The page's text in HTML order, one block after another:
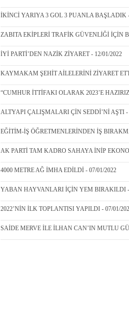
İKİNCİ YARIYA 3 GOL 3 PUANLA BAŞLADIK -
ZABITA EKİPLERİ TRAFİK GÜVENLİĞİ İÇİN
İYİ PARTİ’DEN NAZİK ZİYARET - 12/01/2022
KAYMAKAM ŞEHİT AİLELERİNİ ZİYARET
“CUMHUR İTTİFAKI OLARAK 2023’E
ALTYAPI ÇALIŞMALARI ÇİN SEDDİ’Nİ AŞTI -
EĞİTİM-İŞ ÖĞRETMENLERİNDEN İŞ
AK PARTİ TAM KADRO SAHAYA İNİP
4000 METRE AĞ İMHA EDİLDİ - 07/01/2022
YABAN HAYVANLARI İÇİN YEM BIRAKILDI -
2022’NİN İLK TOPLANTISI YAPILDI - 07/01/
SAİDE MERVE İLE İLHAN CAN’IN MUTLU